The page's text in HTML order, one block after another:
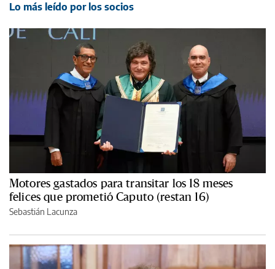
Lo más leído por los socios
Motores gastados para transitar los 18 meses
felices que prometió Caputo (restan 16)
Sebastián Lacunza